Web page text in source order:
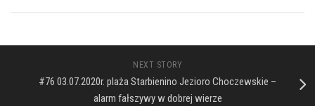
NEXT STORY
#76 03.07.2020r. plaża Starbienino Jezioro Choczewskie –
alarm fałszywy w dobrej wierze